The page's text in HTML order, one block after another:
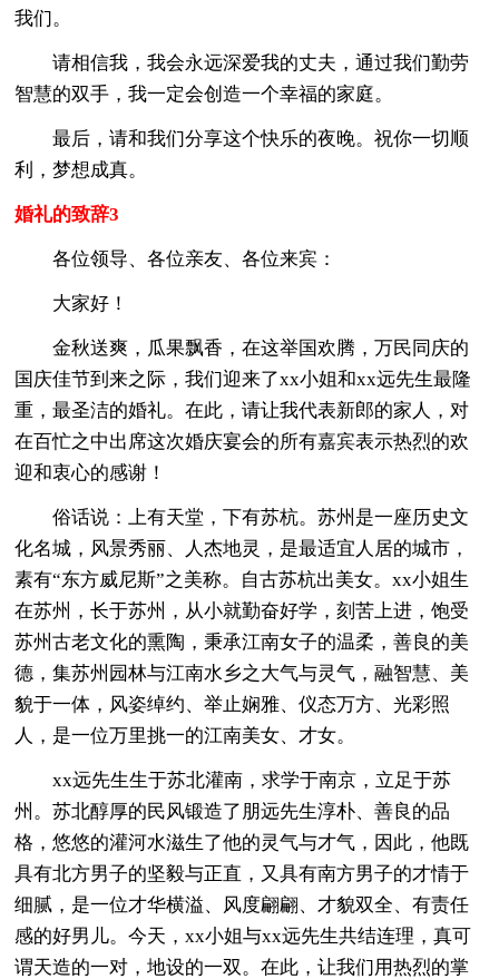
我们。
请相信我，我会永远深爱我的丈夫，通过我们勤劳
智慧的双手，我一定会创造一个幸福的家庭。
最后，请和我们分享这个快乐的夜晚。祝你一切顺
利，梦想成真。
婚礼的致辞3
各位领导、各位亲友、各位来宾：
大家好！
金秋送爽，瓜果飘香，在这举国欢腾，万民同庆的
国庆佳节到来之际，我们迎来了xx小姐和xx远先生最隆
重，最圣洁的婚礼。在此，请让我代表新郎的家人，对
在百忙之中出席这次婚庆宴会的所有嘉宾表示热烈的欢
迎和衷心的感谢！
俗话说：上有天堂，下有苏杭。苏州是一座历史文
化名城，风景秀丽、人杰地灵，是最适宜人居的城市，
素有“东方威尼斯”之美称。自古苏杭出美女。xx小姐生
在苏州，长于苏州，从小就勤奋好学，刻苦上进，饱受
苏州古老文化的熏陶，秉承江南女子的温柔，善良的美
德，集苏州园林与江南水乡之大气与灵气，融智慧、美
貌于一体，风姿绰约、举止娴雅、仪态万方、光彩照
人，是一位万里挑一的江南美女、才女。
xx远先生生于苏北灌南，求学于南京，立足于苏
州。苏北醇厚的民风锻造了朋远先生淳朴、善良的品
格，悠悠的灌河水滋生了他的灵气与才气，因此，他既
具有北方男子的坚毅与正直，又具有南方男子的才情于
细腻，是一位才华横溢、风度翩翩、才貌双全、有责任
感的好男儿。今天，xx小姐与xx远先生共结连理，真可
谓天造的一对，地设的一双。在此，让我们用热烈的掌